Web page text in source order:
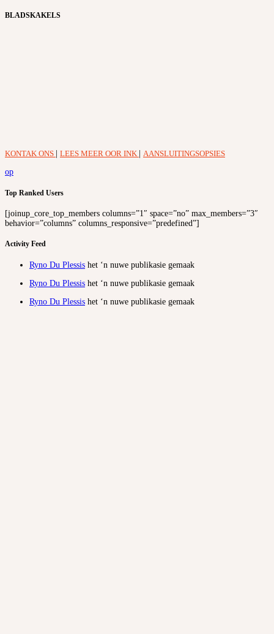
BLADSKAKELS
KONTAK ONS LEES MEER OOR INK
AANSLUITINGSOPSIES
op
Top Ranked Users
[joinup_core_top_members columns=”1″ space=”no” max_members=”3″
behavior=”columns” columns_responsive=”predefined”]
Activity Feed
Ryno Du Plessis het ‘n nuwe publikasie gemaak
Ryno Du Plessis het ‘n nuwe publikasie gemaak
Ryno Du Plessis het ‘n nuwe publikasie gemaak